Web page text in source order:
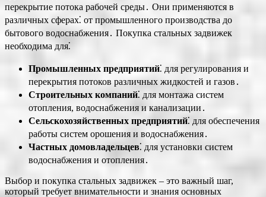
перекрытие потока рабочей среды․ Они применяются в
различных сферах⁚ от промышленного производства до
бытового водоснабжения․ Покупка стальных задвижек
необходима для⁚
Промышленных предприятий⁚ для регулирования и
перекрытия потоков различных жидкостей и газов․
Строительных компаний⁚ для монтажа систем
отопления, водоснабжения и канализации․
Сельскохозяйственных предприятий⁚ для обеспечения
работы систем орошения и водоснабжения․
Частных домовладельцев⁚ для установки систем
водоснабжения и отопления․
Выбор и покупка стальных задвижек – это важный шаг,
который требует внимательности и знания основных